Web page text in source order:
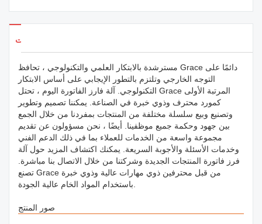
تفاصيل المنتجات
مسترشدة بالابتكار العلمي والتكنولوجي ، تحافظ Grace دائمًا على
التوجه الخارجي وتلتزم بالتطور الإيجابي على أساس الابتكار
التكنولوجي. آلة فارز الفاتورة اليوم ، تحتل Grace المرتبة الأولى
كمورد محترف وذوي خبرة في الصناعة. يمكننا تصميم وتطوير
وتصنيع وبيع سلسلة مختلفة من المنتجات بمفردنا من خلال الجمع
بين جهود وحكمة جميع موظفينا. أيضًا ، نحن مسؤولون عن تقديم
مجموعة واسعة من الخدمات للعملاء بما في ذلك الدعم الفني
وخدمات الأسئلة والأجوبة السريعة. يمكنك اكتشاف المزيد حول آلة
فرز فاتورة المنتجات الجديدة وشركتنا من خلال الاتصال بنا مباشرة.
تصنع Grace من قبل محترفين ذوي مهارات عالية وذوي خبرة
صور المنتج